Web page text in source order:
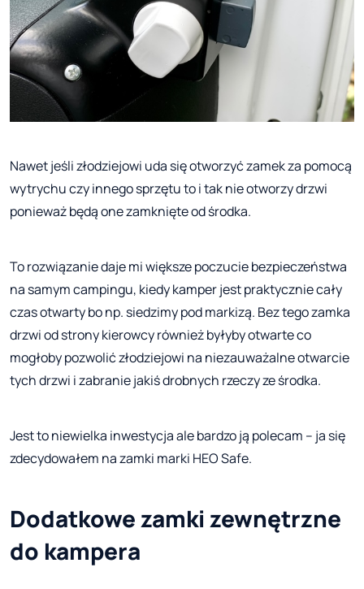
Nawet jeśli złodziejowi uda się otworzyć zamek za pomocą
wytrychu czy innego sprzętu to i tak nie otworzy drzwi
ponieważ będą one zamknięte od środka.
To rozwiązanie daje mi większe poczucie bezpieczeństwa
na samym campingu, kiedy kamper jest praktycznie cały
czas otwarty bo np. siedzimy pod markizą. Bez tego zamka
drzwi od strony kierowcy również byłyby otwarte co
mogłoby pozwolić złodziejowi na niezauważalne otwarcie
tych drzwi i zabranie jakiś drobnych rzeczy ze środka.
Jest to niewielka inwestycja ale bardzo ją polecam – ja się
zdecydowałem na zamki marki HEO Safe.
Dodatkowe zamki zewnętrzne
do kampera